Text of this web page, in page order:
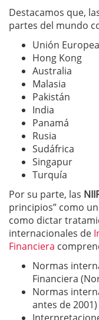
Destacamos que,
partes del mundo
Unión Europea
Hong Kong
Australia
Malasia
Pakistán
India
Panamá
Rusia
Sudáfrica
Singapur
Turquía
Por su parte, las
principios” como
como dictar
internacionales de
Financiera
Normas
Financiera
Normas
antes de 2001)